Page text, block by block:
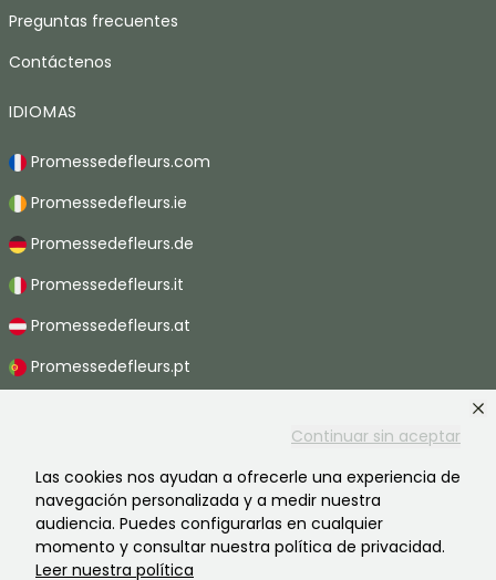
Continuar sin aceptar
Las cookies nos ayudan a ofrecerle una experiencia de
navegación personalizada y a medir nuestra
audiencia. Puedes configurarlas en cualquier
momento y consultar nuestra política de privacidad.
Leer nuestra política
Preguntas frecuentes
Contáctenos
IDIOMAS
Promessedefleurs.com
Promessedefleurs.ie
Promessedefleurs.de
Promessedefleurs.it
Promessedefleurs.at
Promessedefleurs.pt
Promessedefleurs.ch